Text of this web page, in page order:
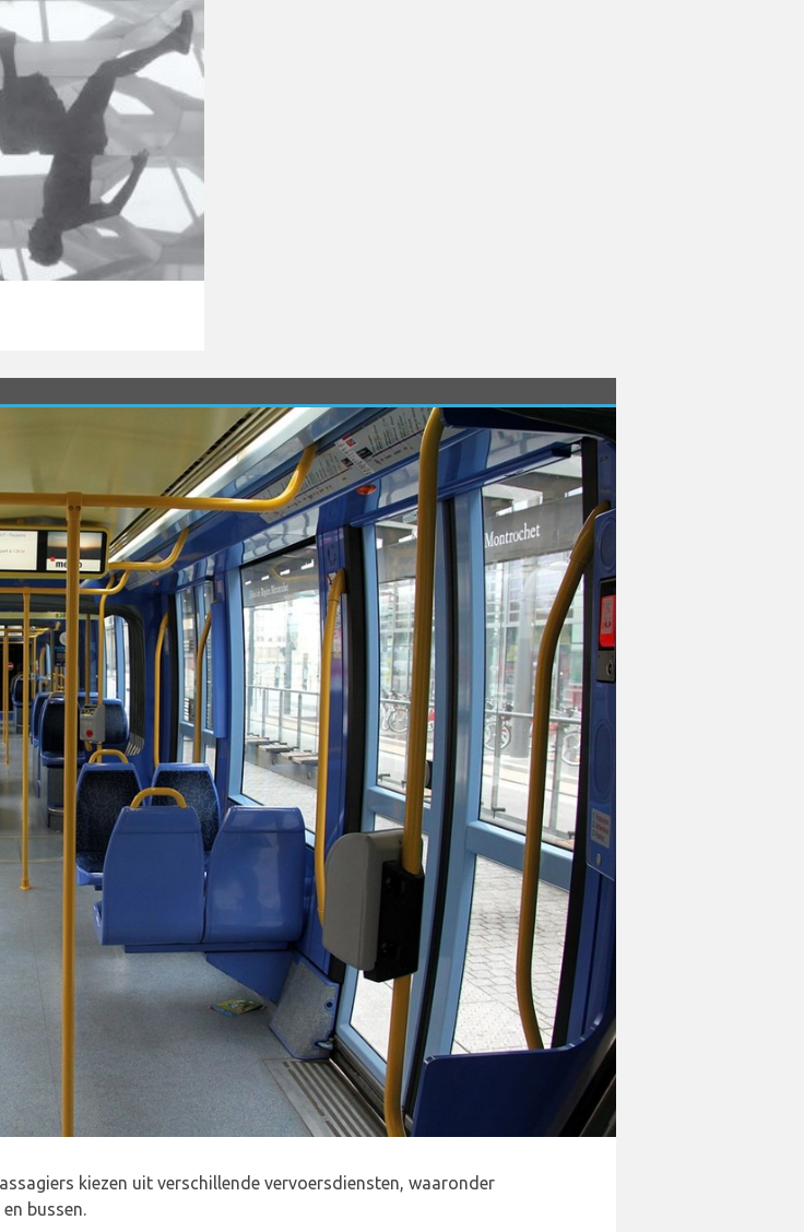
kiezen uit verschillende vervoersdiensten, waaronder
bussen.